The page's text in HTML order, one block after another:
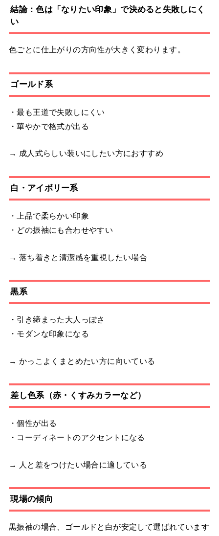
結論：色は「なりたい印象」で決めると失敗しにく
い
色ごとに仕上がりの方向性が大きく変わります。
ゴールド系
・最も王道で失敗しにくい
・華やかで格式が出る
→ 成人式らしい装いにしたい方におすすめ
白・アイボリー系
・上品で柔らかい印象
・どの振袖にも合わせやすい
→ 落ち着きと清潔感を重視したい場合
黒系
・引き締まった大人っぽさ
・モダンな印象になる
→ かっこよくまとめたい方に向いている
差し色系（赤・くすみカラーなど）
・個性が出る
・コーディネートのアクセントになる
→ 人と差をつけたい場合に適している
現場の傾向
黒振袖の場合、ゴールドと白が安定して選ばれています